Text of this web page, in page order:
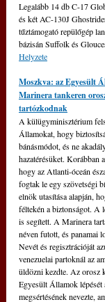
Legalább 14 db C-17
és két AC-130J
tűztámogató repülőgép
bázisán Suffolk és
Helyzete
Moszkva: az Egyesült
Marinera tankeren
tartózkodnak
A külügyminisztérium
Államokat, hogy
bánásmódot, és ne
hazatérésüket. Korábban
hogy az Atlanti-óceán
fogtak le egy szövetségi
elnök utasítása alapján,
féltekén a biztonságot. A
is segített. A Marinera
néven futott, és panamai
Nevét és regisztrációját
venezuelai partoknál az
üldözni kezdte. Az orosz
Egyesült Államok lépését
megsértésének nevezte,